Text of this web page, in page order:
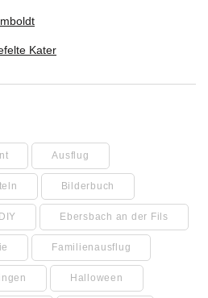
Kater
Ausflug
Bilderbuch
DIY Ebersbach an der Fils
Familienausflug
Halloween